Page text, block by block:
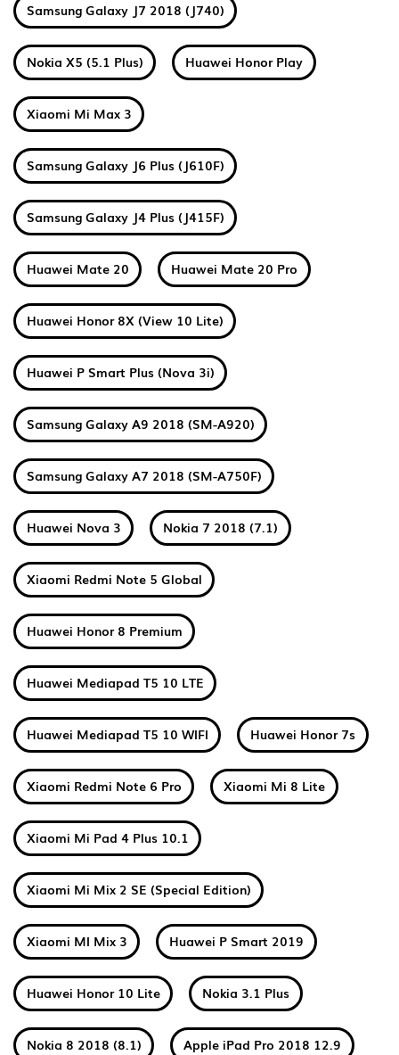
Samsung Galaxy J7 2018 (J740)
Nokia X5 (5.1 Plus) Huawei Honor Play
Xiaomi Mi Max 3
Samsung Galaxy J6 Plus (J610F)
Samsung Galaxy J4 Plus (J415F)
Huawei Mate 20 Huawei Mate 20 Pro
Huawei Honor 8X (View 10 Lite)
Huawei P Smart Plus (Nova 3i)
Samsung Galaxy A9 2018 (SM-A920)
Samsung Galaxy A7 2018 (SM-A750F)
Huawei Nova 3 Nokia 7 2018 (7.1)
Xiaomi Redmi Note 5 Global
Huawei Honor 8 Premium
Huawei Mediapad T5 10 LTE
Huawei Mediapad T5 10 WIFI Huawei Honor 7s
Xiaomi Redmi Note 6 Pro Xiaomi Mi 8 Lite
Xiaomi Mi Pad 4 Plus 10.1
Xiaomi Mi Mix 2 SE (Special Edition)
Xiaomi MI Mix 3 Huawei P Smart 2019
Huawei Honor 10 Lite Nokia 3.1 Plus
Nokia 8 2018 (8.1) Apple iPad Pro 2018 12.9